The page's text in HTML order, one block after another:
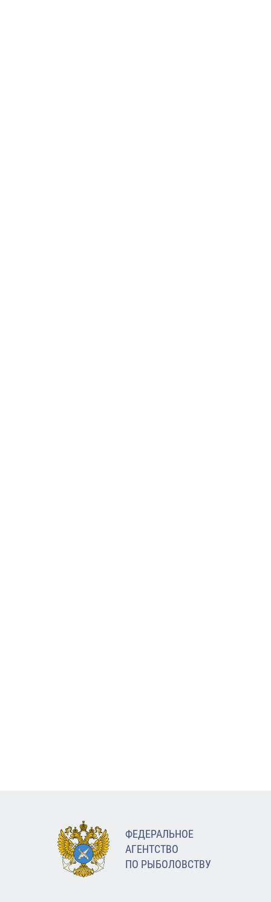
ФЕДЕРАЛЬНОЕ
АГЕНТСТВО
ПО РЫБОЛОВСТВУ